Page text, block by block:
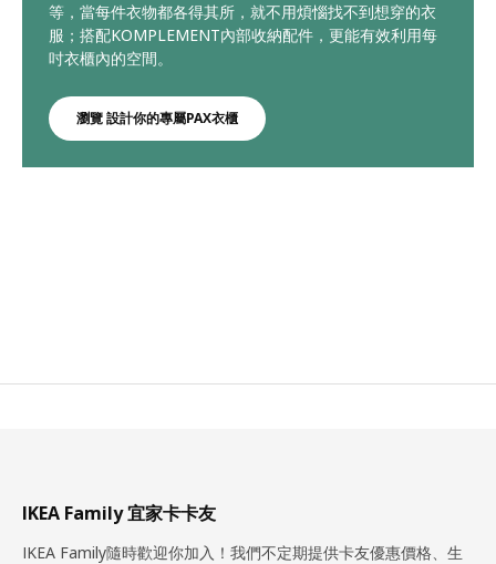
等，當每件衣物都各得其所，就不用煩惱找不到想穿的衣
服；搭配KOMPLEMENT內部收納配件，更能有效利用每
吋衣櫃內的空間。
瀏覽 設計你的專屬PAX衣櫃
IKEA Family 宜家卡卡友
IKEA Family隨時歡迎你加入！我們不定期提供卡友優惠價格、生